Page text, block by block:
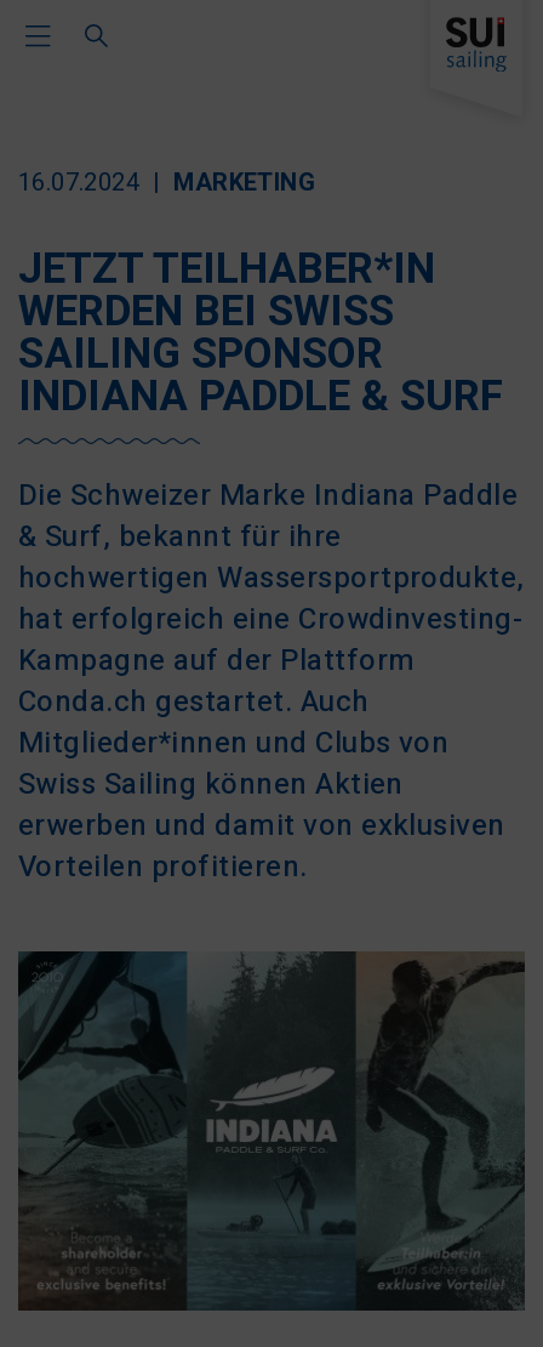
Toggle Main Navigation
16.07.2024 MARKETING
JETZT TEILHABER*IN
WERDEN BEI SWISS
SAILING SPONSOR
INDIANA PADDLE & SURF
Die Schweizer Marke Indiana Paddle
& Surf, bekannt für ihre
hochwertigen Wassersportprodukte,
hat erfolgreich eine Crowdinvesting-
Kampagne auf der Plattform
Conda.ch gestartet. Auch
Mitglieder*innen und Clubs von
Swiss Sailing können Aktien
erwerben und damit von exklusiven
Vorteilen profitieren.